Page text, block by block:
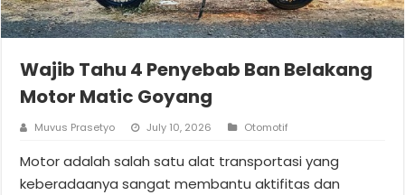
Wajib Tahu 4 Penyebab Ban Belakang
Motor Matic Goyang
Muvus Prasetyo July 10, 2026 Otomotif
Motor adalah salah satu alat transportasi yang
keberadaanya sangat membantu aktifitas dan